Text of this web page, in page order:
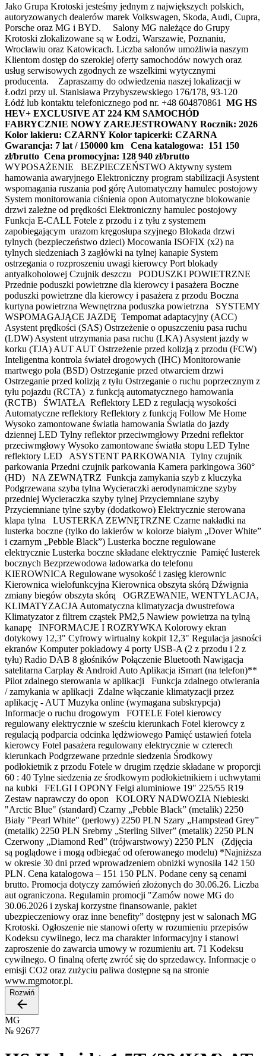
Jako Grupa Krotoski jesteśmy jednym z największych polskich,
autoryzowanych dealerów marek Volkswagen, Skoda, Audi, Cupra,
Porsche oraz MG i BYD. Salony MG należące do Grupy
Krotoski zlokalizowane są w Łodzi, Warszawie, Poznaniu,
Wrocławiu oraz Katowicach. Liczba salonów umożliwia naszym
Klientom dostęp do szerokiej oferty samochodów nowych oraz
usług serwisowych zgodnych ze wszelkimi wytycznymi
producenta. Zapraszamy do odwiedzenia naszej lokalizacji w
Łodzi przy ul. Stanisława Przybyszewskiego 176/178, 93-120
Łódź lub kontaktu telefonicznego pod nr. +48 604870861 MG HS
HEV+ EXCLUSIVE AT 224 KM SAMOCHÓD
FABRYCZNIE NOWY ZAREJESTROWANY Rocznik: 2026
Kolor lakieru: CZARNY Kolor tapicerki: CZARNA
Gwarancja: 7 lat / 150000 km
Cena katalogowa: 151 150
zł/brutto Cena promocyjna: 128 940 zł/brutto
WYPOSAŻENIE BEZPIECZEŃSTWO Aktywny system
hamowania awaryjnego Elektroniczny program stabilizacji Asystent
wspomagania ruszania pod górę Automatyczny hamulec postojowy
System monitorowania ciśnienia opon Automatyczne blokowanie
drzwi zależne od prędkości Elektroniczny hamulec postojowy
Funkcja E-CALL Fotele z przodu i z tyłu z systemem
zapobiegającym urazom kręgosłupa szyjnego Blokada drzwi
tylnych (bezpieczeństwo dzieci) Mocowania ISOFIX (x2) na
tylnych siedzeniach 3 zagłówki na tylnej kanapie System
ostrzegania o rozproszeniu uwagi kierowcy Port blokady
antyalkoholowej Czujnik deszczu PODUSZKI POWIETRZNE
Przednie poduszki powietrzne dla kierowcy i pasażera Boczne
poduszki powietrzne dla kierowcy i pasażera z przodu Boczna
kurtyna powietrzna Wewnętrzna poduszka powietrzna SYSTEMY
WSPOMAGAJĄCE JAZDĘ Tempomat adaptacyjny (ACC)
Asystent prędkości (SAS) Ostrzeżenie o opuszczeniu pasa ruchu
(LDW) Asystent utrzymania pasa ruchu (LKA) Asystent jazdy w
korku (TJA) AUT AUT Ostrzeżenie przed kolizją z przodu (FCW)
Inteligentna kontrola świateł drogowych (IHC) Monitorowanie
martwego pola (BSD) Ostrzeganie przed otwarciem drzwi
Ostrzeganie przed kolizją z tyłu Ostrzeganie o ruchu poprzecznym z
tyłu pojazdu (RCTA) z funkcją automatycznego hamowania
(RCTB) ŚWIATŁA Reflektory LED z regulacją wysokości
Automatyczne reflektory Reflektory z funkcją Follow Me Home
Wysoko zamontowane światła hamowania Światła do jazdy
dziennej LED Tylny reflektor przeciwmgłowy Przedni reflektor
przeciwmgłowy Wysoko zamontowane światła stopu LED Tylne
reflektory LED ASYSTENT PARKOWANIA Tylny czujnik
parkowania Przedni czujnik parkowania Kamera parkingowa 360°
(HD) NA ZEWNĄTRZ Funkcja zamykania szyb z kluczyka
Podgrzewana szyba tylna Wycieraczki aerodynamiczne szyby
przedniej Wycieraczka szyby tylnej Przyciemniane szyby
Przyciemniane tylne szyby (dodatkowo) Elektrycznie sterowana
klapa tylna LUSTERKA ZEWNĘTRZNE Czarne nakładki na
lusterka boczne (tylko do lakierów w kolorze białym „Dover White”
i czarnym „Pebble Black”) Lusterka boczne regulowane
elektrycznie Lusterka boczne składane elektrycznie Pamięć lusterek
bocznych Bezprzewodowa ładowarka do telefonu
KIEROWNICA Regulowane wysokość i zasięg kierownic
Kierownica wielofunkcyjna Kierownica obszyta skórą Dźwignia
zmiany biegów obszyta skórą OGRZEWANIE, WENTYLACJA,
KLIMATYZACJA Automatyczna klimatyzacja dwustrefowa
Klimatyzator z filtrem cząstek PM2,5 Nawiew powietrza na tylną
kanapę INFORMACJE I ROZRYWKA Kolorowy ekran
dotykowy 12,3" Cyfrowy wirtualny kokpit 12,3" Regulacja jasności
ekranów Komputer pokładowy 4 porty USB-A (2 z przodu i 2 z
tyłu) Radio DAB 8 głośników Połączenie Bluetooth Nawigacja
satelitarna Carplay & Android Auto Aplikacja iSmart (na telefon)**
Pilot zdalnego sterowania w aplikacji Funkcja zdalnego otwierania
/ zamykania w aplikacji Zdalne włączanie klimatyzacji przez
aplikację - AUT Muzyka online (wymagana subskrypcja)
Informacje o ruchu drogowym FOTELE Fotel kierowcy
regulowany elektrycznie w sześciu kierunkach Fotel kierowcy z
regulacją podparcia odcinka lędżwiowego Pamięć ustawień fotela
kierowcy Fotel pasażera regulowany elektrycznie w czterech
kierunkach Podgrzewane przednie siedzenia Środkowy
podłokietnik z przodu Fotele w drugim rzędzie składane w proporcji
60 : 40 Tylne siedzenia ze środkowym podłokietnikiem i uchwytami
na kubki FELGI I OPONY Felgi aluminiowe 19" 225/55 R19
Zestaw naprawczy do opon KOLORY NADWOZIA Niebieski
"Arctic Blue" (standard) Czarny „Pebble Black” (metalik) 2250
Biały "Pearl White" (perłowy) 2250 PLN Szary „Hampstead Grey”
(metalik) 2250 PLN Srebrny „Sterling Silver” (metalik) 2250 PLN
Czerwony „Diamond Red” (trójwarstwowy) 2250 PLN (Zdjęcia
są poglądowe i mogą odbiegać od oferowanego modelu) *Najniższa
w okresie 30 dni przed wprowadzeniem obniżki wynosiła 142 150
PLN. Cena katalogowa – 151 150 PLN. Podane ceny są cenami
brutto. Promocja dotyczy zamówień złożonych do 30.06.26. Liczba
aut ograniczona. Regulamin promocji "Zamów nowe MG do
30.06.2026 i zyskaj korzystne finansowanie, pakiet
ubezpieczeniowy oraz inne benefity” dostępny jest w salonach MG
Krotoski. Ogłoszenie nie stanowi oferty w rozumieniu przepisów
Kodeksu cywilnego, lecz ma charakter informacyjny i stanowi
zaproszenie do zawarcia umowy w rozumieniu art. 71 Kodeksu
cywilnego. O finalną ofertę zwróć się do sprzedawcy. Informacje o
emisji CO2 oraz zużyciu paliwa dostępne są na stronie
www.mgmotor.pl.
Rozwiń
MG
№ 92677